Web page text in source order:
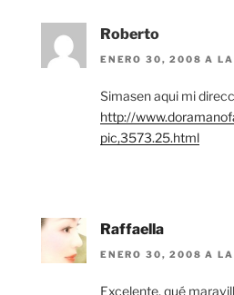
Roberto
ENERO 30, 2008 A
Simasen aqui mi
http://
pic,3573.25.html
Raffaella
ENERO 30, 2008 A
Excelente, qué